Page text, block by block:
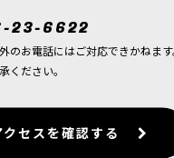
23-6622
のお電話にはご対応できかねま
ください。
クセスを確認する